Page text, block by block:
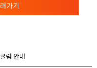
가기
럼 안내